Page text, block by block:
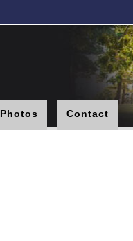
Photos Contact